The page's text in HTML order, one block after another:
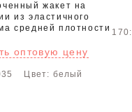
жакет на
из эластичного
средней плотности
оптовую цену
Цвет: белый
170: